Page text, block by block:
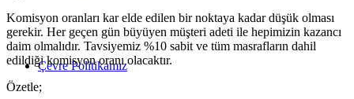
Çevre Politikamız
Komisyon oranları kar elde edilen bir noktaya kadar düşük olması
gerekir. Her geçen gün büyüyen müşteri adeti ile hepimizin kazancı
daim olmalıdır. Tavsiyemiz %10 sabit ve tüm masrafların dahil
edildiği komisyon oranı olacaktır.
Özetle;